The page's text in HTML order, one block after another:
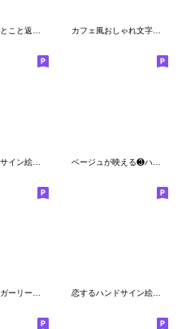
毎日使えるひとこと返事【英語】絵文字 カフェ風おしゃれ文字（シンプルモノクロ）
ベージュが映える❸ハロウィン秋特集♡
恋するハンドサイン絵文字